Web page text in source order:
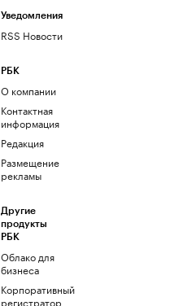
Уведомления
RSS Новости
РБК
О компании
Контактная
информация
Редакция
Размещение
рекламы
Другие
продукты
РБК
Облако для
бизнеса
Корпоративный
регистратор